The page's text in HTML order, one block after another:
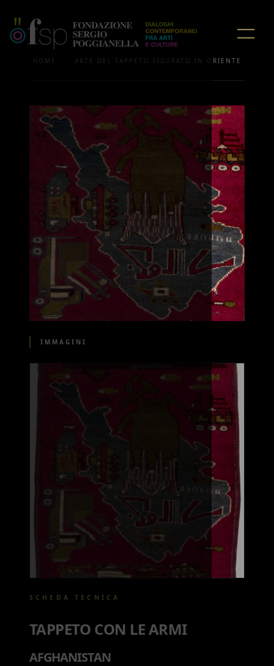
HOME ARTE DEL TAPPETO FIGURATO IN ORIENTE
IMMAGINI
SCHEDA TECNICA
TAPPETO CON LE ARMI
AFGHANISTAN